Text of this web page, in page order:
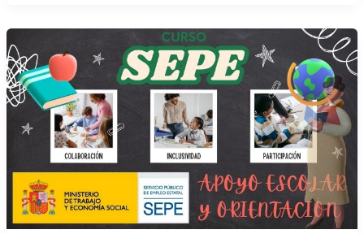
Curso
Apoyo
Escolar
y
Orientación
Educativa
en
el
SEPE